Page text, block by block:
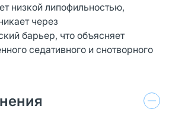
низкой липофильностью,
через
барьер, что объясняет
седативного и снотворного